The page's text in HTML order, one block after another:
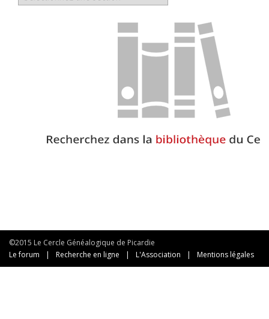
©2015 Le Cercle Généalogique de Picardie
Le forum
| Recherche en ligne | L'Association | Mentions légales